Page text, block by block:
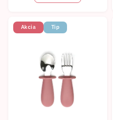
5
Akcia Tip